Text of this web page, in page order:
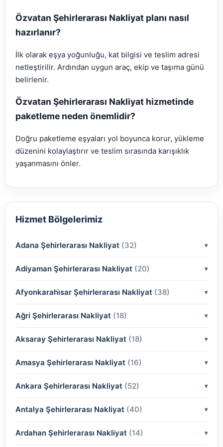
Özvatan Şehirlerarası Nakliyat planı nasıl
hazırlanır?
İlk olarak eşya yoğunluğu, kat bilgisi ve teslim adresi
netleştirilir. Ardından uygun araç, ekip ve taşıma günü
belirlenir.
Özvatan Şehirlerarası Nakliyat hizmetinde
paketleme neden önemlidir?
Doğru paketleme eşyaları yol boyunca korur, yükleme
düzenini kolaylaştırır ve teslim sırasında karışıklık
yaşanmasını önler.
Hizmet Bölgelerimiz
Adana Şehirlerarası Nakliyat (32)
(2)
(2)
(2)
(2)
(2)
(2)
(2)
(2)
Adiyaman Şehirlerarası Nakliyat (20)
(2)
(2)
(2)
(2)
(2)
(2)
(2)
Afyonkarahi̇sar Şehirlerarası Nakliyat (38)
(2)
(2)
(2)
(2)
(2)
(2)
Ağri Şehirlerarası Nakliyat (18)
(2)
(2)
(2)
(2)
(2)
Aksaray Şehirlerarası Nakliyat (18)
(2)
(2)
(2)
(2)
Amasya Şehirlerarası Nakliyat (16)
(2)
(2)
(2)
Ankara Şehirlerarası Nakliyat (52)
(2)
(2)
Antalya Şehirlerarası Nakliyat (40)
(2)
Ardahan Şehirlerarası Nakliyat (14)